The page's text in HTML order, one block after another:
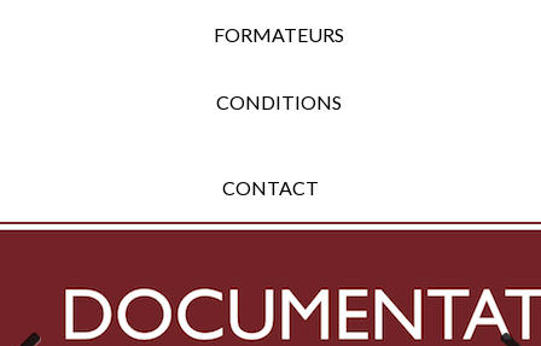
FORMATEURS
CONDITIONS
CONTACT